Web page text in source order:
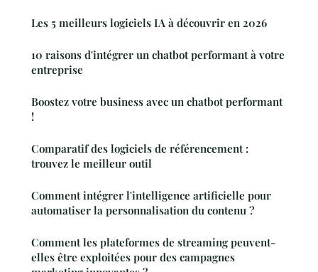
Les 5 meilleurs logiciels IA à découvrir en 2026
10 raisons d'intégrer un chatbot performant à votre
entreprise
Boostez votre business avec un chatbot performant
!
Comparatif des logiciels de référencement :
trouvez le meilleur outil
Comment intégrer l'intelligence artificielle pour
automatiser la personnalisation du contenu ?
Comment les plateformes de streaming peuvent-
elles être exploitées pour des campagnes